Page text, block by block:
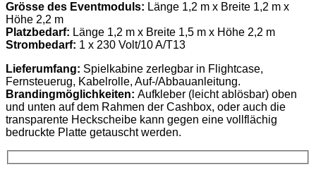
Grösse des Eventmoduls: Länge 1,2 m x Breite 1,2 m x
Höhe 2,2 m
Platzbedarf: Länge 1,2 m x Breite 1,5 m x Höhe 2,2 m
Strombedarf: 1 x 230 Volt/10 A/T13
Lieferumfang: Spielkabine zerlegbar in Flightcase,
Fernsteuerug, Kabelrolle, Auf-/Abbauanleitung.
Brandingmöglichkeiten: Aufkleber (leicht ablösbar) oben
und unten auf dem Rahmen der Cashbox, oder auch die
transparente Heckscheibe kann gegen eine vollflächig
bedruckte Platte getauscht werden.